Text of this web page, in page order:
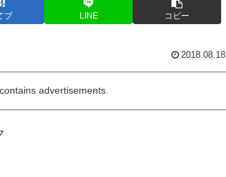
ブ LINE コピー
2018.08.18
advertisements.